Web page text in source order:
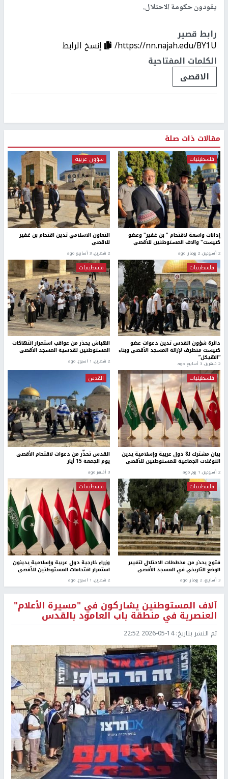
يقودون حكومة الاحتلال.
رابط قصير
https://nn.najah.edu/BY1U/
إنسخ الرابط
الكلمات المفتاحية
الاقصى
مقالات ذات صلة
فلسطينيات
إدانات واسعة لاقتحام " بن غفير" وعضو
كنيست" وآلاف المستوطنين للأقصى
2 أسبوعين، 2 يومان ago
شؤون عربية
التعاون الاسلامي تدين اقتحام بن غفير
للاقصى
2 شهرين، 3 أسابيع ago
فلسطينيات
دائرة شؤون القدس تدين دعوات عضو
كنيست متطرف لإزالة المسجد الأقصى وبناء
“الهيكل”
2 شهرين، 3 أسابيع ago
فلسطينيات
الهباش يحذر من عواقب استمرار انتهاكات
المستوطنين لقدسية المسجد الأقصى
2 شهرين، 1 اسبوع. ago
فلسطينيات
بيان مشترك لـ8 دول عربية وإسلامية يدين
التوغلات الجماعية للمستوطنين للأقصى
2 أسبوعين، 1 يوم ago
القدس
القدس تحذّر من دعوات لاقتحام الأقصى
يوم الجمعة 15 أيار
3 أشهر ago
فلسطينيات
فتوح يحذر من مخططات الاحتلال لتغيير
الوضع التاريخي في المسجد الأقصى
3 أسابيع، 2 يومان ago
فلسطينيات
وزراء خارجية دول عربية وإسلامية يدينون
استمرار اقتحامات المستوطنين للأقصى
2 شهرين، 1 اسبوع. ago
آلاف المستوطنين يشاركون في "مسيرة الأعلام"
العنصرية في منطقة باب العامود بالقدس
تم النشر بتاريخ:2026-05-14 22:52